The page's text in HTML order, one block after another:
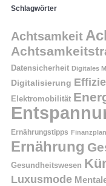
Schlagwörter
Achtsamkeit
Datensicherheit Digitales
Digitalisierung
Elektromobilität
Ernährungstipps
Ernährung
Gesundheitswesen
Luxusmode